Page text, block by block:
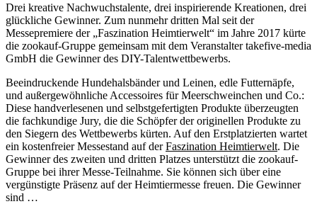
Drei kreative Nachwuchstalente, drei inspirierende Kreationen, drei
glückliche Gewinner. Zum nunmehr dritten Mal seit der
Messepremiere der „Faszination Heimtierwelt“ im Jahre 2017 kürte
die zookauf-Gruppe gemeinsam mit dem Veranstalter takefive-media
GmbH die Gewinner des DIY-Talentwettbewerbs.
Beeindruckende Hundehalsbänder und Leinen, edle Futternäpfe,
und außergewöhnliche Accessoires für Meerschweinchen und Co.:
Diese handverlesenen und selbstgefertigten Produkte überzeugten
die fachkundige Jury, die die Schöpfer der originellen Produkte zu
den Siegern des Wettbewerbs kürten. Auf den Erstplatzierten wartet
ein kostenfreier Messestand auf derFaszination Heimtierwelt. Die
Gewinner des zweiten und dritten Platzes unterstützt die zookauf-
Gruppe bei ihrer Messe-Teilnahme. Sie können sich über eine
vergünstigte Präsenz auf der Heimtiermesse freuen. Die Gewinner
sind …